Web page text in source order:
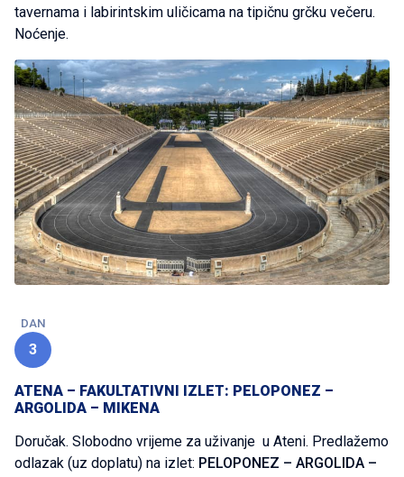
tavernama i labirintskim uličicama na tipičnu grčku večeru.
Noćenje.
DAN
3
ATENA – FAKULTATIVNI IZLET: PELOPONEZ –
ARGOLIDA – MIKENA
Doručak. Slobodno vrijeme za uživanje u Ateni. Predlažemo
odlazak (uz doplatu) na izlet: PELOPONEZ – ARGOLIDA –